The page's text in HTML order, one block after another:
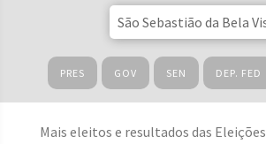
PRES GOV SEN DEP. FED
Mais eleitos e resultados das